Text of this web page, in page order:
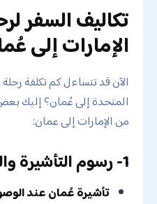
تكاليف السفر
الإمارات إلى
الآن قد تتساءل كم تكلفة
المتحدة إلى عُمان؟ إليك
من الإمارات إلى عمان:
1- رسوم التأشيرة والحدود
تأشيرة عُمان عند